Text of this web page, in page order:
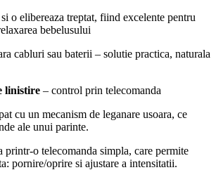
o elibereaza treptat, fiind excelente pentru
bebelusului
cabluri sau baterii – solutie practica, naturala
linistire – control prin telecomanda
cu un mecanism de leganare usoara, ce
ale unui parinte.
printr-o telecomanda simpla, care permite
pornire/oprire si ajustare a intensitatii.